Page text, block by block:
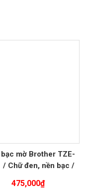
bạc mờ Brother TZE-
/ Chữ đen, nền bạc /
475,000₫